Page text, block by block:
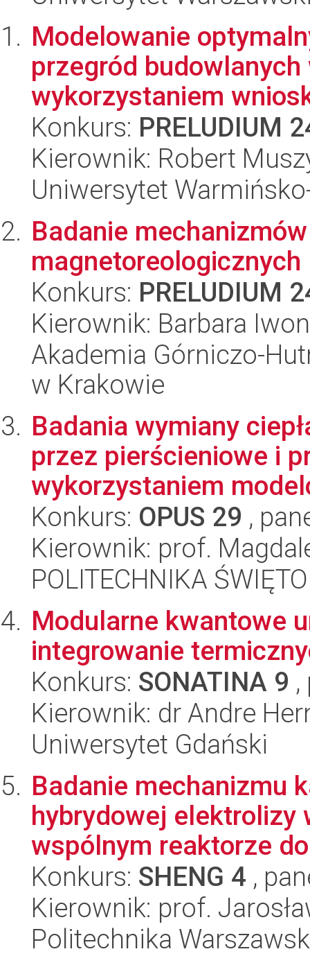
Modelowanie
przegród
wykorzystaniem
Konkurs: PRELUDIUM
Kierownik: Robert
Uniwersytet
Badanie
magnetoreologicznych
Konkurs: PRELUDIUM
Kierownik: Barbara
Akademia Górniczo-
w Krakowie
Badania wymiany
przez pierścieniowe i
wykorzystaniem
Konkurs: OPUS 29 ,
Kierownik: prof.
POLITECHNIKA
Modularne kwantowe
integrowanie
Konkurs: SONATINA 9
Kierownik: dr Andre
Uniwersytet Gdański
Badanie mechanizmu
hybrydowej elektrolizy
wspólnym reaktorze
Konkurs: SHENG 4 ,
Kierownik: prof.
Politechnika